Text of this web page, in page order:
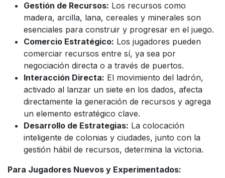
Gestión de Recursos: Los recursos como
madera, arcilla, lana, cereales y minerales son
esenciales para construir y progresar en el juego.
Comercio Estratégico: Los jugadores pueden
comerciar recursos entre sí, ya sea por
negociación directa o a través de puertos.
Interacción Directa: El movimiento del ladrón,
activado al lanzar un siete en los dados, afecta
directamente la generación de recursos y agrega
un elemento estratégico clave.
Desarrollo de Estrategias: La colocación
inteligente de colonias y ciudades, junto con la
gestión hábil de recursos, determina la victoria.
Para Jugadores Nuevos y Experimentados: